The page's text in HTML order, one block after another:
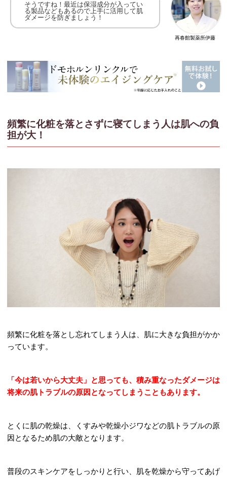
再春館製薬所伊藤
そうですね！最近は保湿成分が入ってい
る製品などもあるので上手に活用して肌
ダメージを防ぎましょう！
頻繁に化粧を落とさずに寝てしまう人は肌への負
担が大！
頻繁に化粧を落とし忘れてしまう人は、肌に大きな負担がかか
っています。
「今は若いから大丈夫」と思っても、積み重なったダメージは
将来の肌トラブルの原因となってしまうこともあります。
とくに肌の乾燥は、くすみや乾燥小ジワなどの肌トラブルの原
因となるため肌の大敵となります。
普段のスキンケアをしっかりと行い、肌を乾燥から守ってあげ